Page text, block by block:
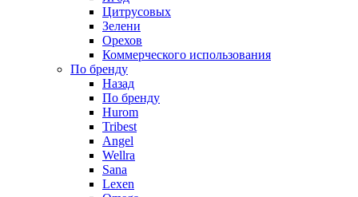
Цитрусовых
Зелени
Орехов
Коммерческого использования
По бренду
Назад
По бренду
Hurom
Tribest
Angel
Wellra
Sana
Lexen